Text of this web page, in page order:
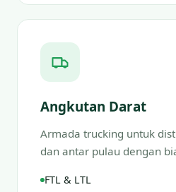
Angkutan Darat
Armada trucking untuk
dan antar pulau dengan
FTL & LTL